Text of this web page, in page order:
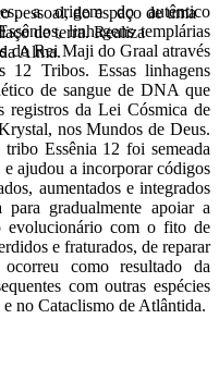
pessoal, do espaço de uma
de terra. Realiza
Alma.
a origem do autêntico
linhagens templárias
do Rei Maji do Graal através
12 Tribos. Essas linhagens
de sangue de DNA que
registros da Lei Cósmica de
nos Mundos de Deus.
Essênia 12 foi semeada
e ajudou a incorporar códigos
aumentados e integrados
gradualmente apoiar a
evolucionário com o fito de
e fraturados, de reparar
como resultado da
com outras espécies
no Cataclismo de Atlântida.